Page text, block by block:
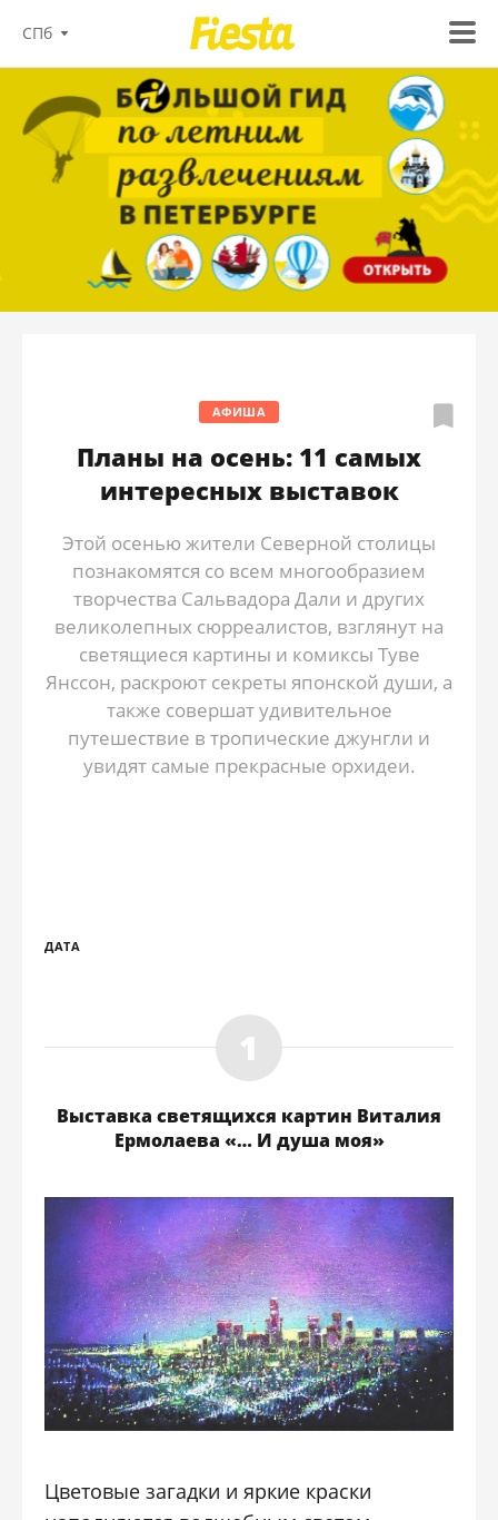
СПб
АФИША
Планы на осень: 11 самых
интересных выставок
Этой осенью жители Северной столицы
познакомятся со всем многообразием
творчества Сальвадора Дали и других
великолепных сюрреалистов, взглянут на
светящиеся картины и комиксы Туве
Янссон, раскроют секреты японской души, а
также совершат удивительное
путешествие в тропические джунгли и
увидят самые прекрасные орхидеи.
ДАТА
Выставка светящихся картин Виталия
Ермолаева «… И душа моя»
Цветовые загадки и яркие краски